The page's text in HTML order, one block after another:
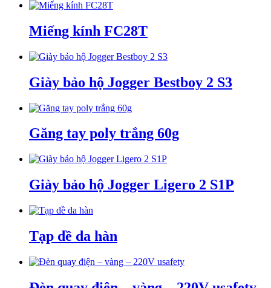
Miếng kính FC28T
Giày bảo hộ Jogger Bestboy 2 S3
Găng tay poly trắng 60g
Giày bảo hộ Jogger Ligero 2 S1P
Tạp dề da hàn